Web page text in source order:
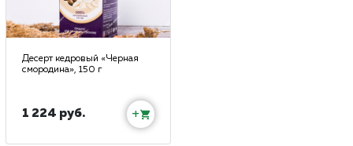
Десерт кедровый «Черная
смородина», 150 г
1 224 руб. +